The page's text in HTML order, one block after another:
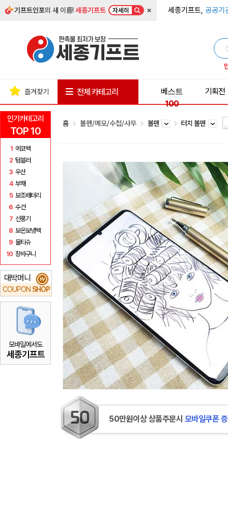
기프트인포의 새 이름!세종기프트 자세히 × 세종기프트, 공공기
인기카테고리
TOP 10
1 에코백
2 텀블러
3 우산
4 부채
5 보조배터리
6 수건
7 선풍기
8 보온보냉백
9 물티슈
10 장바구니
대박머니
COUPON SHOP
₩
모바일에서도
세종기프트
즐겨찾기 전체 카테고리
베스트
100
기획전
홈 볼펜/메모/수첩/사무 볼펜 터치 볼펜
50만원이상 상품주문시 모바일쿠폰